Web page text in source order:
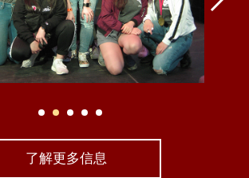
了解更多信息